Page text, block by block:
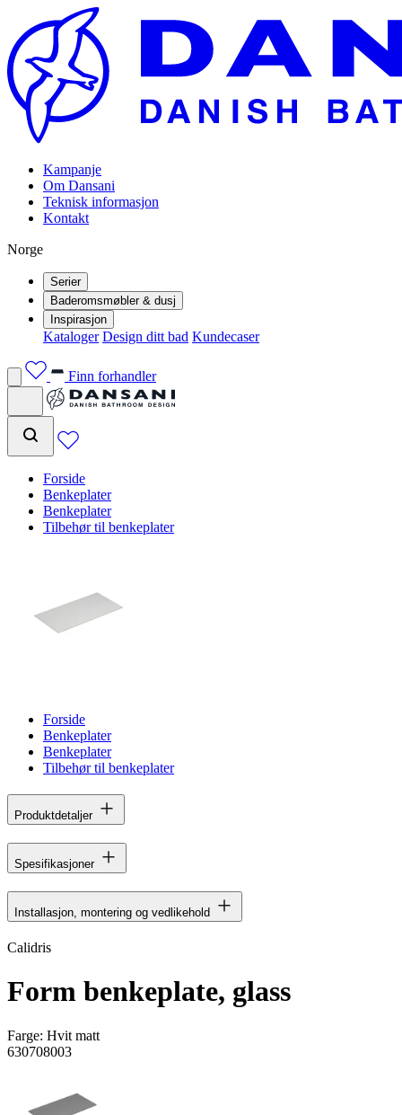
Kampanje
Om Dansani
Teknisk informasjon
Kontakt
Norge
Serier
Baderomsmøbler & dusj
Inspirasjon
Kataloger Design ditt bad Kundecaser
Finn forhandler
Forside
Benkeplater
Benkeplater
Tilbehør til benkeplater
Forside
Benkeplater
Benkeplater
Tilbehør til benkeplater
Produktdetaljer
Spesifikasjoner
Installasjon, montering og vedlikehold
Calidris
Form benkeplate, glass
Farge: Hvit matt
630708003